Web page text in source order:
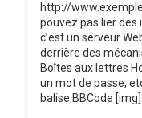
http://
pouvez pas lier
c’est un serveur
derrière des
Boîtes aux lettres
un mot de passe,
balise BBCode [img].